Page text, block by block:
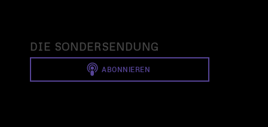
DIE SONDERSENDUNG